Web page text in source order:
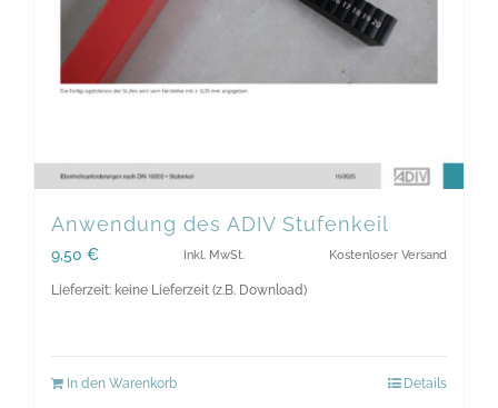
Anwendung des ADIV Stufenkeil
9,50 € Inkl. MwSt. Kostenloser Versand
Lieferzeit: keine Lieferzeit (z.B. Download)
In den Warenkorb Details